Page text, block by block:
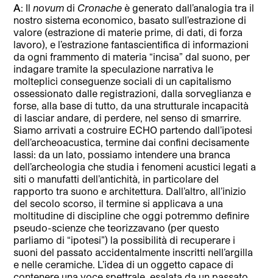
A: Ilnovum di Cronache è generato dall’analogia tra il
nostro sistema economico, basato sull’estrazione di
valore (estrazione di materie prime, di dati, di forza
lavoro), e l’estrazione fantascientifica di informazioni
da ogni frammento di materia “incisa” dal suono, per
indagare tramite la speculazione narrativa le
molteplici conseguenze sociali di un capitalismo
ossessionato dalle registrazioni, dalla sorveglianza e
forse, alla base di tutto, da una strutturale incapacità
di lasciar andare, di perdere, nel senso di smarrire.
Siamo arrivati a costruire ECHO partendo dall’ipotesi
dell’archeoacustica, termine dai confini decisamente
lassi: da un lato, possiamo intendere una branca
dell’archeologia che studia i fenomeni acustici legati a
siti o manufatti dell’antichità, in particolare del
rapporto tra suono e architettura. Dall’altro, all’inizio
del secolo scorso, il termine si applicava a una
moltitudine di discipline che oggi potremmo definire
pseudo-scienze che teorizzavano (per questo
parliamo di “ipotesi”) la possibilità di recuperare i
suoni del passato accidentalmente inscritti nell’argilla
e nelle ceramiche. L’idea di un oggetto capace di